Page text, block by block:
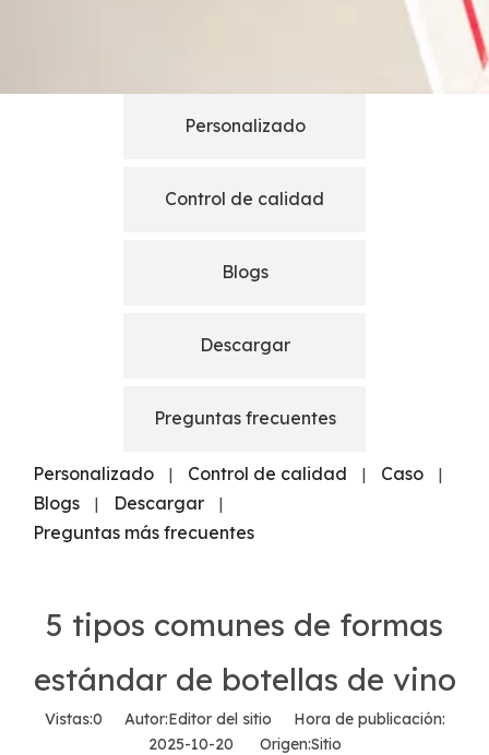
Personalizado
Control de calidad
Blogs
Descargar
Preguntas frecuentes
Personalizado | Control de calidad | Caso |
Blogs | Descargar |
Preguntas más frecuentes
5 tipos comunes de formas
estándar de botellas de vino
Vistas:0 Autor:Editor del sitio Hora de publicación:
2025-10-20 Origen:Sitio